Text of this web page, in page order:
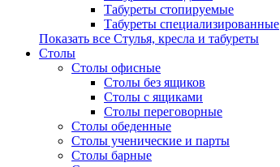
Табуреты стопируемые
Табуреты специализированные
Показать все Стулья, кресла и табуреты
Столы
Столы офисные
Столы без ящиков
Столы с ящиками
Столы переговорные
Столы обеденные
Столы ученические и парты
Столы барные